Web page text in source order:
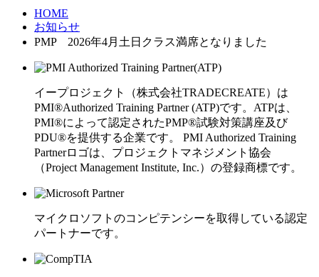
HOME
お知らせ
PMP 2026年4月土日クラス満席となりました
イープロジェクト（株式会社TRADECREATE）は
PMI®Authorized Training Partner (ATP)です。ATPは、
PMI®によって認定されたPMP®試験対策講座及び
PDU®を提供する企業です。 PMI Authorized Training
Partnerロゴは、プロジェクトマネジメント協会
（Project Management Institute, Inc.）の登録商標です。
マイクロソフトのコンピテンシーを取得している認定
パートナーです。